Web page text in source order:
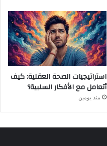
استراتيجيات الصحة العقلية: كيف
أتعامل مع الأفكار السلبية؟
منذ يومين